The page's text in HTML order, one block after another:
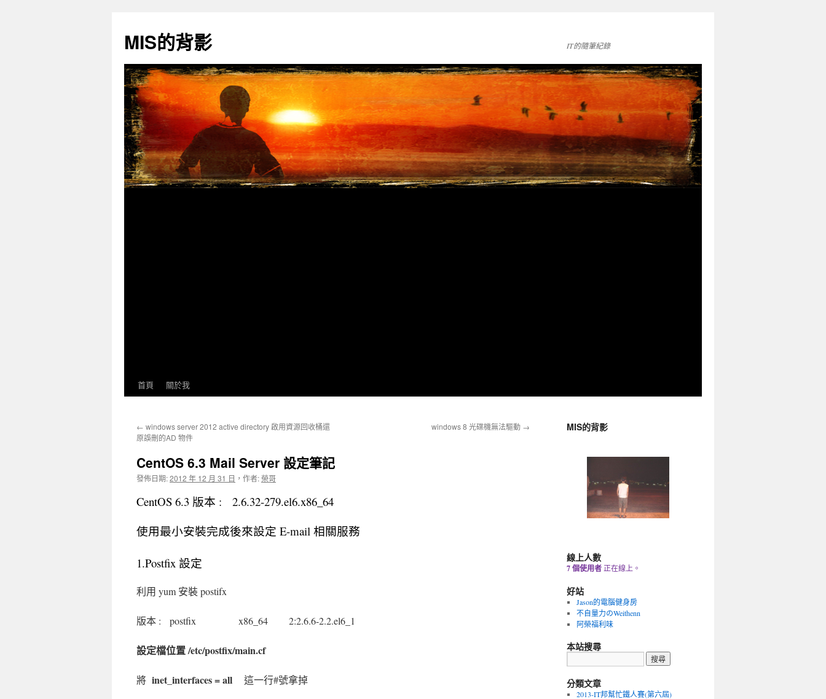
主
要
容
MIS的背影 IT的隨筆紀錄
首頁 關於我
← windows server 2012 active directory 啟用資源回收桶還
原誤刪的AD 物件
windows 8 光碟機無法驅動 →
CentOS 6.3 Mail Server 設定筆記
發佈日期:2012 年 12 月 31 日 ， 作者:榮哥
CentOS 6.3 版本 : 2.6.32-279.el6.x86_64
使用最小安裝完成後來設定 E-mail 相關服務
1.Postfix 設定
利用 yum 安裝 postifx
版本 : postfix x86_64 2:2.6.6-2.2.el6_1
設定檔位置 /etc/postfix/main.cf
將 inet_interfaces = all 這一行#號拿掉
MIS的背影
線上人數
7 個使用者 正在線上。
好站
Jason的電腦健身房
不自量力のWeithenn
阿榮福利味
本站搜尋
分類文章
2013-IT邦幫忙鐵人賽(第六屆)